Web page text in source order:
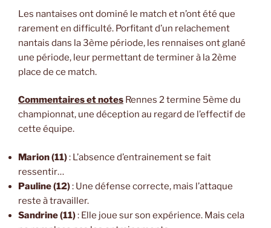
Les nantaises ont dominé le match et n’ont été que
rarement en difficulté. Porfitant d’un relachement
nantais dans la 3ème période, les rennaises ont glané
une période, leur permettant de terminer à la 2ème
place de ce match.
Commentaires et notes Rennes 2 termine 5ème du
championnat, une déception au regard de l’effectif de
cette équipe.
Marion (11): L’absence d’entrainement se fait
ressentir…
Pauline (12): Une défense correcte, mais l’attaque
reste à travailler.
Sandrine (11): Elle joue sur son expérience. Mais cela